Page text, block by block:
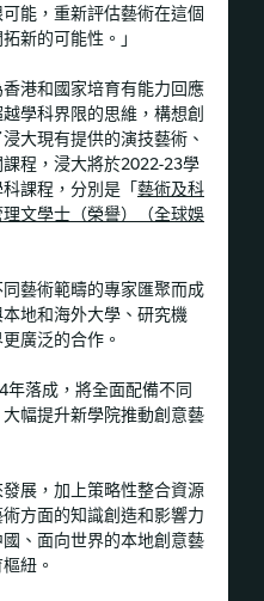
能，重新評估藝術在這個
新的可能性。」
港和國家培育有能力回應
學科界限的思維，構想創
大現有提供的演技藝術、
程，浸大將於2022-23學
課程，分別是「 藝術及科
理文學士（榮譽）（全球娛
藝術範疇的專家匯聚而成
地和海外大學、研究機
廣泛的合作。
落成，將全面配備不同
幅提升新學院推動創意藝
展，加上策略性整合資源
方面的知識創造和影響力
、面向世界的本地創意藝
紐。